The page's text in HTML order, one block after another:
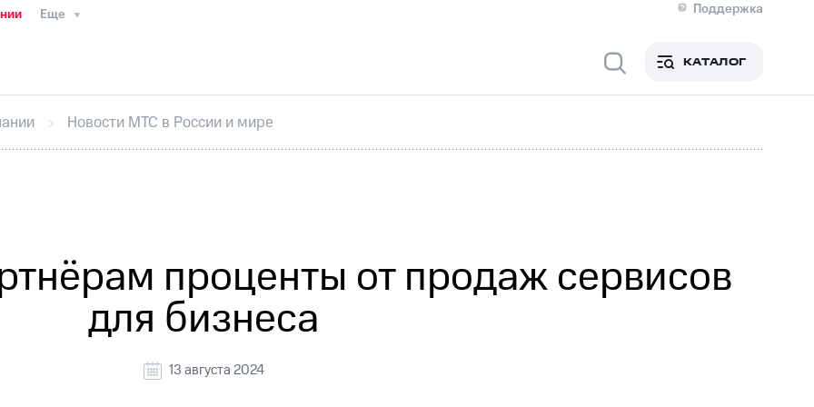
Еще
Поддержка
Медиа-центр
ИнтервьюФинансовая отчетностьКонтактыНовости в регионе
секретарьРаскрытие информации
кабинет акционераАкционерный капиталКонтроль и аудитРынок акций
КАТАЛОГ
Новости МТС в России и мире
проценты от продаж сервисов
для бизнеса
13 августа 2024